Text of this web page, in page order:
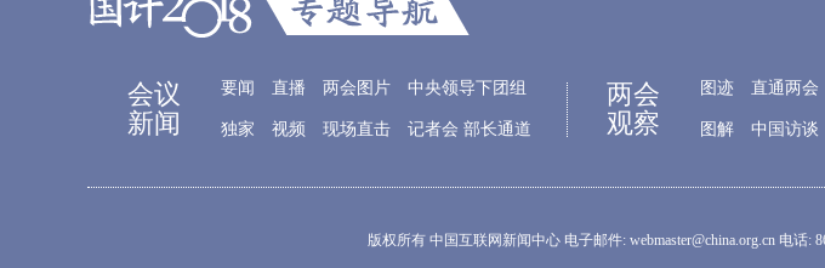
会议
新闻
要闻 直播 两会图片 中央领导下团组
独家 视频 现场直击 记者会 部长通道
两会
观察
图迹 直通两会
图解 中国访谈
版权所有 中国互联网新闻中心 电子邮件: webmaster@china.org.cn 电话